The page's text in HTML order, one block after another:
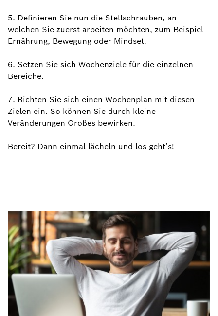
5. Definieren Sie nun die Stellschrauben, an
welchen Sie zuerst arbeiten möchten, zum Beispiel
Ernährung, Bewegung oder Mindset.
6. Setzen Sie sich Wochenziele für die einzelnen
Bereiche.
7. Richten Sie sich einen Wochenplan mit diesen
Zielen ein. So können Sie durch kleine
Veränderungen Großes bewirken.
Bereit? Dann einmal lächeln und los geht’s!